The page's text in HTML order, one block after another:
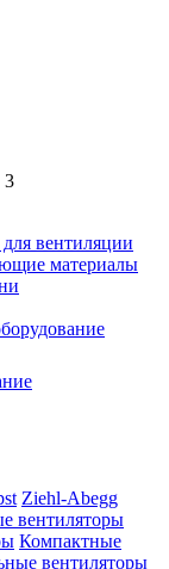
3
вентиляции
материалы
Ziehl-Abegg
вентиляторы
Компактные
вентиляторы